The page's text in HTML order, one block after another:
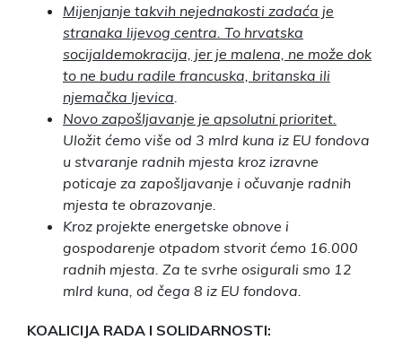
Mijenjanje takvih nejednakosti zadaća je
stranaka lijevog centra. To hrvatska
socijaldemokracija, jer je malena, ne može dok
to ne budu radile francuska, britanska ili
njemačka ljevica
Novo zapošljavanje je apsolutni prioritet.
Uložit ćemo više od 3 mlrd kuna iz EU fondova
u stvaranje radnih mjesta kroz izravne
poticaje za zapošljavanje i očuvanje radnih
mjesta te obrazovanje.
Kroz projekte energetske obnove i
gospodarenje otpadom stvorit ćemo 16.000
radnih mjesta. Za te svrhe osigurali smo 12
mlrd kuna, od čega 8 iz EU fondova.
KOALICIJA RADA I SOLIDARNOSTI: